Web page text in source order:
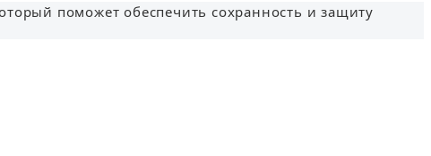
поможет обеспечить сохранность и защиту